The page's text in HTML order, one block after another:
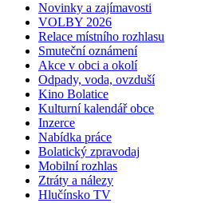
Novinky a zajímavosti
VOLBY 2026
Relace místního rozhlasu
Smuteční oznámení
Akce v obci a okolí
Odpady, voda, ovzduší
Kino Bolatice
Kulturní kalendář obce
Inzerce
Nabídka práce
Bolatický zpravodaj
Mobilní rozhlas
Ztráty a nálezy
Hlučínsko TV